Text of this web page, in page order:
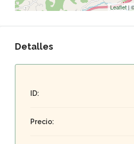
Leaflet |
Detalles
ID:
Precio: